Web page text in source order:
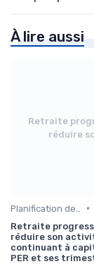
À lire aussi
Retraite
réduire
•
Retraite
réduire son
continuant à
PER et ses